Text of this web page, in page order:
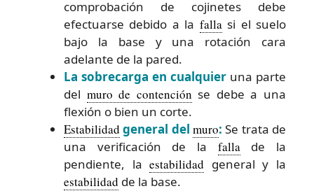
comprobación de cojinetes debe
efectuarse debido a la fallasi el suelo
bajo la base y una rotación cara
adelante de la pared.
La sobrecarga en cualquier una parte
del muro de contención se debe a una
flexión o bien un corte.
Estabilidad general del muro: Se trata de
una verificación de la fallade la
pendiente, laestabilidad general y la
estabilidad de la base.